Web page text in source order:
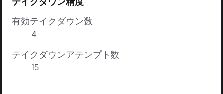
テイクダウン精度
有効テイクダウン数
4
テイクダウンアテンプト数
15